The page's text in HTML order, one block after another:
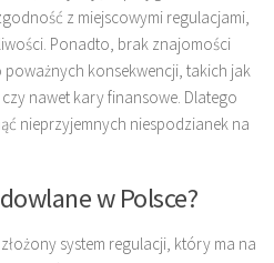
z miejscowymi regulacjami,
Ponadto, brak znajomości
konsekwencji, takich jak
nawet kary finansowe. Dlatego
nieprzyjemnych niespodzianek na
w Polsce?
system regulacji, który ma na